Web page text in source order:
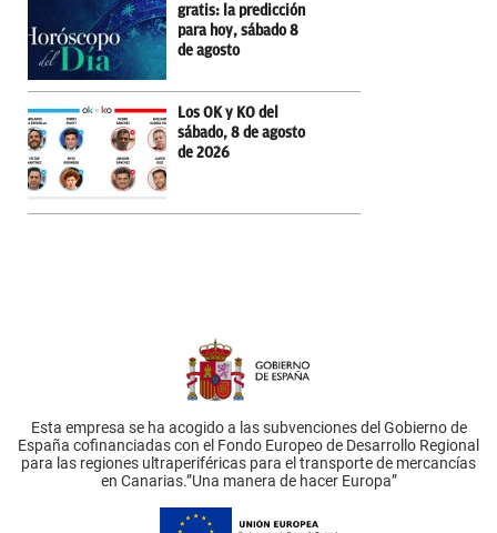
gratis: la predicción
para hoy, sábado 8
de agosto
Los OK y KO del
sábado, 8 de agosto
de 2026
Esta empresa se ha acogido a las subvenciones del Gobierno de
España cofinanciadas con el Fondo Europeo de Desarrollo Regional
para las regiones ultraperiféricas para el transporte de mercancías
en Canarias.”Una manera de hacer Europa”